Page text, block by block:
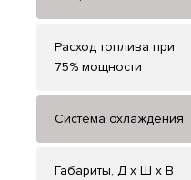
Расход топлива при
75% мощности
Система охлаждения
Габариты, Д x Ш x В